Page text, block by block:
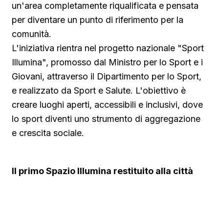
un'area completamente riqualificata e pensata
per diventare un punto di riferimento per la
comunità.
L'iniziativa rientra nel progetto nazionale "Sport
Illumina", promosso dal Ministro per lo Sport e i
Giovani, attraverso il Dipartimento per lo Sport,
e realizzato da Sport e Salute. L'obiettivo è
creare luoghi aperti, accessibili e inclusivi, dove
lo sport diventi uno strumento di aggregazione
e crescita sociale.
Il primo Spazio Illumina restituito alla città